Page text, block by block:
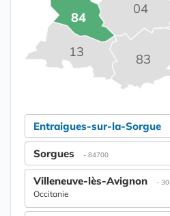
04
13 83
84
Entraigues-sur-la-Sorgue
Sorgues - 84700
Villeneuve-lès-Avignon -
Occitanie